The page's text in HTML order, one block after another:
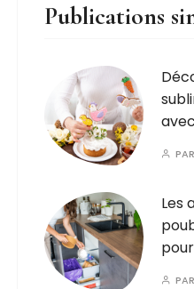
Publications
Les